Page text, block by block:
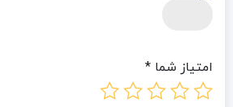
امتیاز شما *